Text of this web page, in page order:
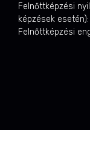
Felnőttképzési
képzések
Felnőttképzési